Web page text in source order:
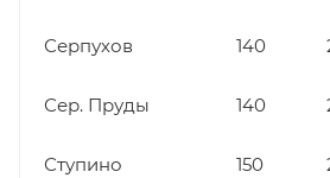
Серпухов 140
Сер. Пруды 140
Ступино 150